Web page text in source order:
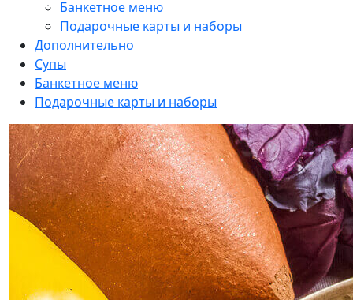
Банкетное меню
Подарочные карты и наборы
Дополнительно
Супы
Банкетное меню
Подарочные карты и наборы